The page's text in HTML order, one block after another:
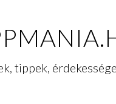
tippek,